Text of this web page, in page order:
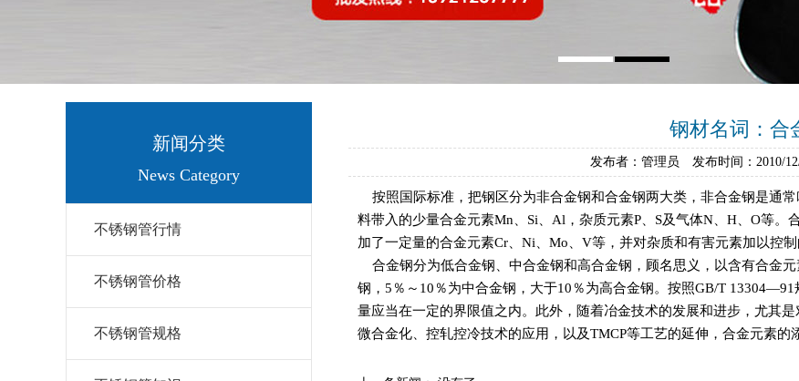
新闻分类
News Category
不锈钢管行情
不锈钢管价格
不锈钢管规格
钢材名词：合
发布者：管理员 发布时间：2010/
按照国际标准，把钢区分为非合金钢和合金钢两大类，非合金钢是通
料带入的少量合金元素Mn、Si、Al，杂质元素P、S及气体N、H、O等
加了一定量的合金元素Cr、Ni、Mo、V等，并对杂质和有害元素加以控制
合金钢分为低合金钢、中合金钢和高合金钢，顾名思义，以含有合金
钢，5％～10％为中合金钢，大于10％为高合金钢。按照GB/T
量应当在一定的界限值之内。此外，随着冶金技术的发展和进步，尤其
微合金化、控轧控冷技术的应用，以及TMCP等工艺的延伸，合金元素的